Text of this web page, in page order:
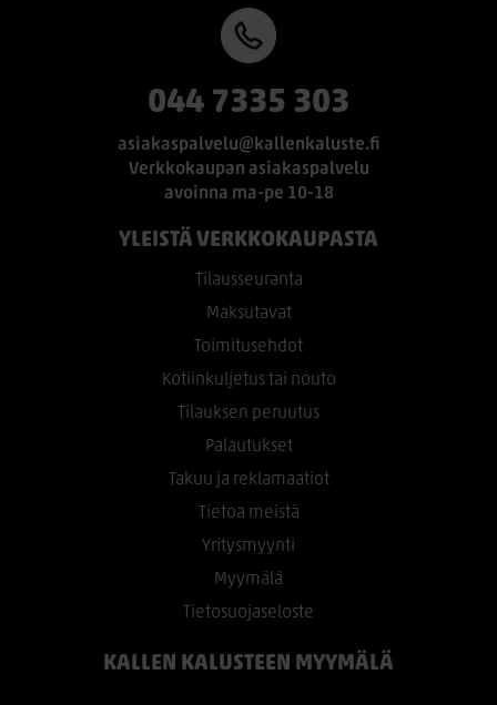
044 7335 303
asiakaspalvelu@kallenkaluste.fi
Verkkokaupan asiakaspalvelu
avoinna ma-pe 10-18
YLEISTÄ VERKKOKAUPASTA
Tilausseuranta
Maksutavat
Toimitusehdot
Kotiinkuljetus tai nouto
Tilauksen peruutus
Palautukset
Takuu ja reklamaatiot
Tietoa meistä
Yritysmyynti
Myymälä
Tietosuojaseloste
KALLEN KALUSTEEN MYYMÄLÄ